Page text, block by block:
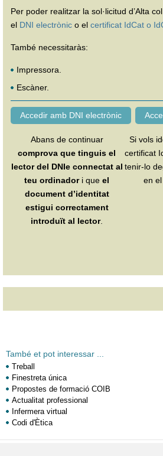
Per poder realitzar la sol·licitud d’Alta
el DNI electrònic o elcertificat IdCat o
També necessitaràs:
Impressora.
Escàner.
Abans de continuar
comprova que tinguis el
lector del DNIe connectat al
teu ordinadori queel
document d’identitat
estigui correctament
introduït al lector.
Si vols
certificat
tenir-lo
en el
També et pot interessar ...
Treball
Finestreta única
Propostes de formació COIB
Actualitat professional
Infermera virtual
Codi d'Ètica